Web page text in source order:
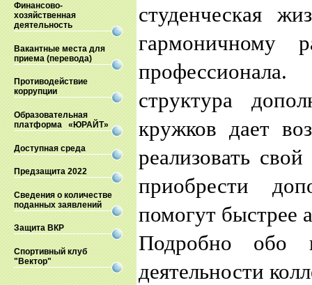
Финансово-
хозяйственная
деятельность
Вакантные места для
приема (перевода)
Противодействие
коррупции
Образовательная
платформа «ЮРАЙТ»
Доступная среда
Предзащита 2022
Сведения о количестве
поданных заявлений
Защита ВКР
Спортивный клуб
"Вектор"
студенческая
гармоничному
структура
кружков дает
реализовать
приобрести
помогут быстрее
Подробно обо
деятельности